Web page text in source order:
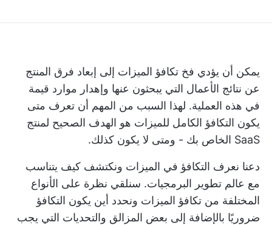
يمكن أن يؤدي فخ تكافؤ الميزات إلى إبعاد فرق المنتج
عن نتائج الأعمال التي يبحثون عنها وإهدار موارد قيمة
في هذه العملية. لهذا السبب من المهم أن تعرف متى
يكون التكافؤ الكامل للميزات هو الهدف الصحيح لمنتج
SaaS الخاص بك - ومتى لا يكون كذلك.
دعنا نعرف التكافؤ في الميزات ونكتشف كيف يتناسب
مع عالم تطوير البرمجيات. سنلقي نظرة على الأنواع
المختلفة من تكافؤ الميزات ونحدد أين يكون التكافؤ
ضروريًا بالإضافة إلى بعض المزالق والتحديات التي يجب